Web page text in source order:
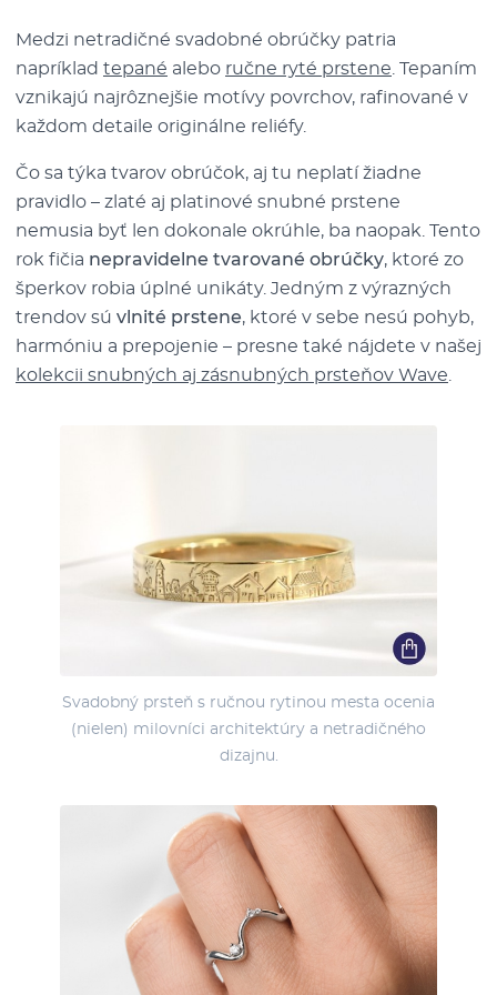
Medzi netradičné svadobné obrúčky patria
napríklad tepané alebo ručne ryté prstene . Tepaním
vznikajú najrôznejšie motívy povrchov, rafinované v
každom detaile originálne reliéfy.
Čo sa týka tvarov obrúčok, aj tu neplatí žiadne
pravidlo – zlaté aj platinové snubné prstene
nemusia byť len dokonale okrúhle, ba naopak. Tento
rok fičia nepravidelne tvarované obrúčky, ktoré zo
šperkov robia úplné unikáty. Jedným z výrazných
trendov sú vlnité prstene, ktoré v sebe nesú pohyb,
harmóniu a prepojenie – presne také nájdete v našej
kolekcii snubných aj zásnubných prsteňov Wave
Svadobný prsteň s ručnou rytinou mesta ocenia
(nielen) milovníci architektúry a netradičného
dizajnu.